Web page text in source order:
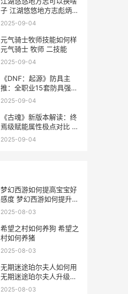
子 江湖悠悠地方志彪炳千
古
2025-09-04
元气骑士牧师技能如何样
元气骑士 牧师 二技能
2025-09-04
《DNF：起源》防具主
推：全职业15套防具强度
排行榜 dnf起源壁纸
2025-09-04
《古魂》新版本解读：终
焉级赋能属性极点对比 古
魂是什
2025-09-04
梦幻西游如何提高宝宝好
感度 梦幻西游如何提升修
炼上限
2025-08-03
希望之村如何养狗 希望之
村如何养猪
2025-08-03
无期迷途珀尔夫人如何用
无期迷途珀尔夫人升级材
料
2025-08-03